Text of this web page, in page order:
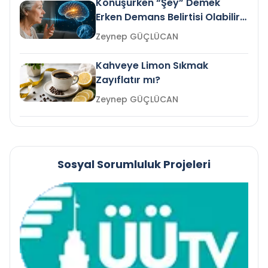
Erken Demans Belirtisi Olabilir
mi?
Zeynep GÜÇLÜCAN
Kahveye Limon Sıkmak
Zayıflatır mı?
Zeynep GÜÇLÜCAN
Sosyal Sorumluluk Projeleri